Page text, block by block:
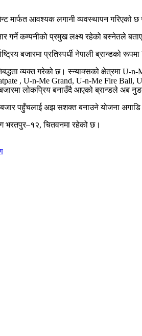
मार्फत आवश्यक लगानी व्यवस्थापन गरिएको
गर्ने कम्पनीको प्रमुख लक्ष्य रहेको बस्नेतले
बजारमा प्रतिस्पर्धी नेपाली ब्रान्डको
व्यक्त गरेको छ। स्न्याक्सको क्षेत्रमा
, U-n-Me Grand, U-n-Me Fire
लोकप्रिय बनाउँदै आएको ब्रान्डले अब
पहुँचलाई अझ सशक्त बनाउने योजना अगाडि
भरतपुर–१२, चितवनमा रहेको छ।